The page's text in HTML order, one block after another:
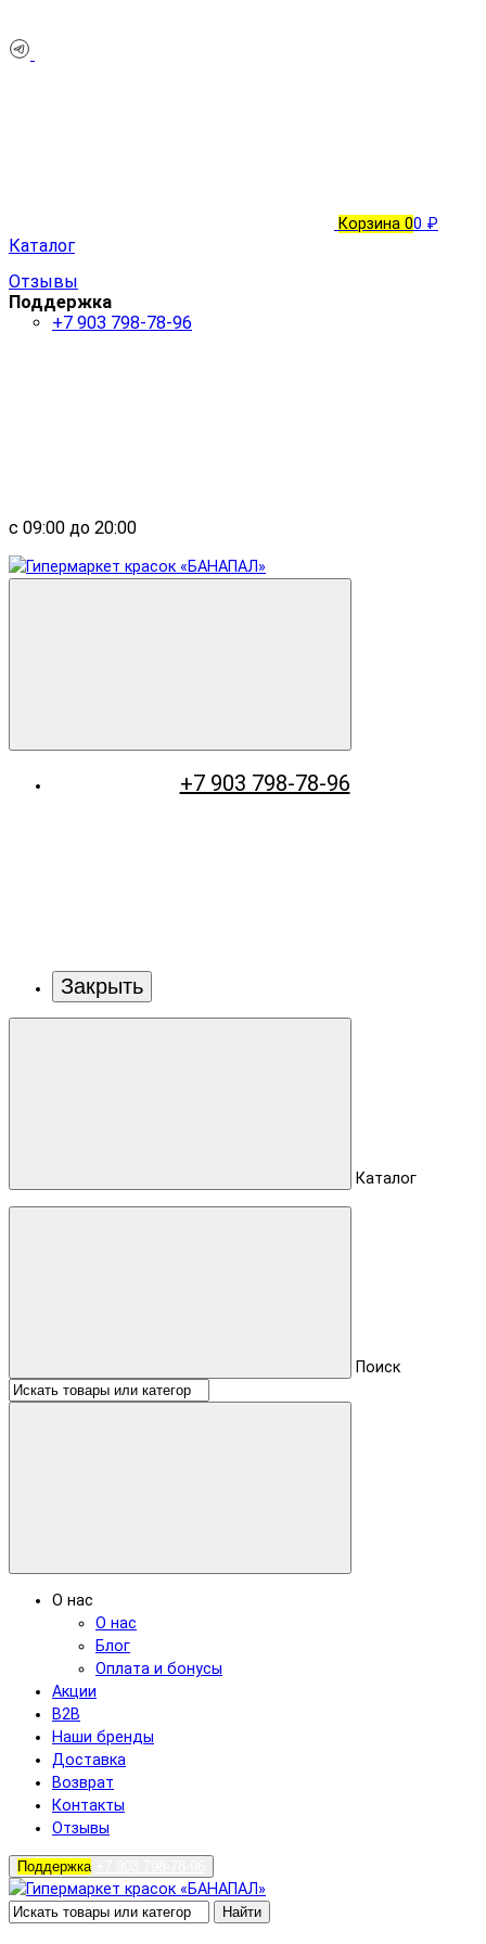
Корзина 00 ₽
Каталог
Отзывы
Поддержка
+7 903 798-78-96
с 09:00 до 20:00
+7 903 798-78-96
Закрыть
Каталог
Поиск
О нас
О нас
Блог
Оплата и бонусы
Акции
B2B
Наши бренды
Доставка
Возврат
Контакты
Отзывы
Поддержка
Найти